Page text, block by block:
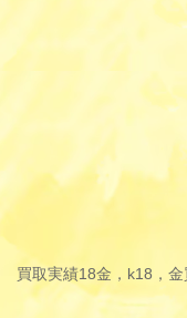
買取実績18金，k18，